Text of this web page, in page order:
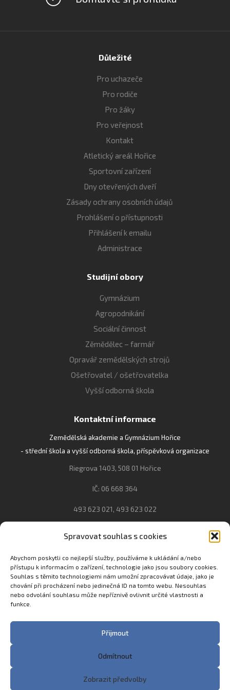
Spravovat souhlas s cookies
Abychom poskytli co nejlepší služby, používáme k ukládání a/nebo
přístupu k informacím o zařízení, technologie jako jsou soubory cookies.
Souhlas s těmito technologiemi nám umožní zpracovávat údaje, jako je
chování při procházení nebo jedinečná ID na tomto webu. Nesouhlas
nebo odvolání souhlasu může nepříznivě ovlivnit určité vlastnosti a
funkce.
Přijmout
Odmítnout
Zobrazit předvolby
Důležité
Pro uchazeče
Pro rodiče
Pro žáky
Pro veřejnost
Kontakt
Atletický areál Hořice
Sportovní zařízení
Dny otevřených dveří
Zásady ochrany osobních údajů
Prohlášení o přístupnosti
Přihlášení k emailu
Administrace
Studijní obory
Gymnázium
Agropodnikání
Sociální činnost
Zěmědělec – farmář
Opravář zemědělských strojů
Ošetřovatel / ošetřovatelka
Vyšší odborná škola
Kontaktní informace
Zemědělská akademie a Gymnázium Hořice
- střední škola a vyšší odborná škola, příspěvková organizace
Riegrova 1403, 508 01 Hořice
IČ: 06 668 364
493 623 021, 493 623 022
info@gozhorice.cz
www.zaghorice.cz
Pověřenec pro ochranu osobních údajů:
Innovation One s.r.o. IČO: 04734807 Březenecká 4808 430 04
Chomutov
Copyright © 2023 Zemědělská akademie a Gymnázium
Hořice